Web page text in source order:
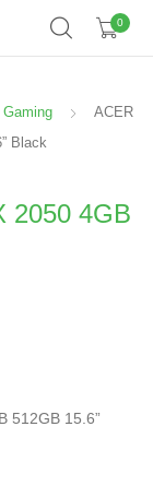
0
ACER
Black
2050 4GB